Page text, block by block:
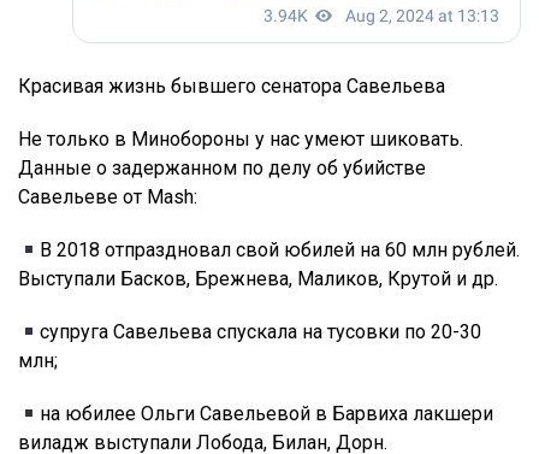
Красивая жизнь бывшего сенатора Савельева
Не только в Минобороны у нас умеют шиковать.
Данные о задержанном по делу об убийстве
Савельеве от Mash:
В 2018 отпраздновал свой юбилей на 60 млн рублей.
Выступали Басков, Брежнева, Маликов, Крутой и др.
супруга Савельева спускала на тусовки по 20-30
млн;
на юбилее Ольги Савельевой в Барвиха лакшери
виладж выступали Лобода, Билан, Дорн.